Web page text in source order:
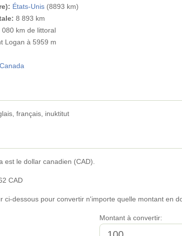
États-Unis (8893 km)
8 893 km
080 km de littoral
Logan à 5959 m
français, inuktitut
est le dollar canadien (CAD).
CAD
ci-dessous pour convertir n'importe quelle montant en
Montant à convertir: